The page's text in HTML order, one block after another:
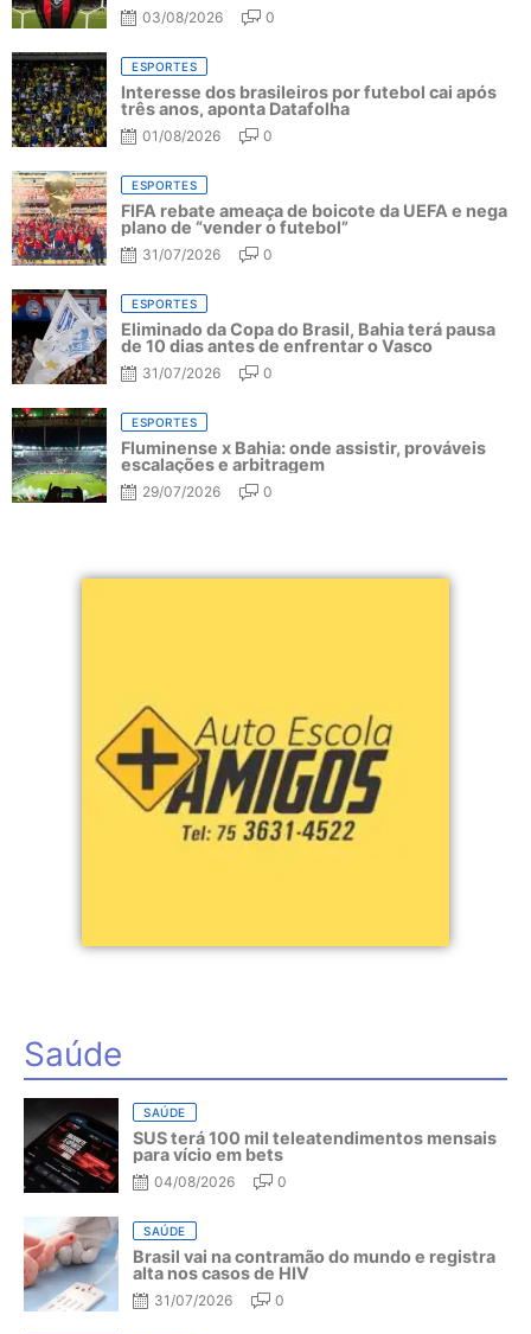
03/08/2026 0
ESPORTES
Interesse dos brasileiros por futebol cai após
três anos, aponta Datafolha
01/08/2026 0
ESPORTES
FIFA rebate ameaça de boicote da UEFA e nega
plano de “vender o futebol”
31/07/2026 0
ESPORTES
Eliminado da Copa do Brasil, Bahia terá pausa
de 10 dias antes de enfrentar o Vasco
31/07/2026 0
ESPORTES
Fluminense x Bahia: onde assistir, prováveis
escalações e arbitragem
29/07/2026 0
Saúde
SAÚDE
SUS terá 100 mil teleatendimentos mensais
para vício em bets
04/08/2026 0
SAÚDE
Brasil vai na contramão do mundo e registra
alta nos casos de HIV
31/07/2026 0